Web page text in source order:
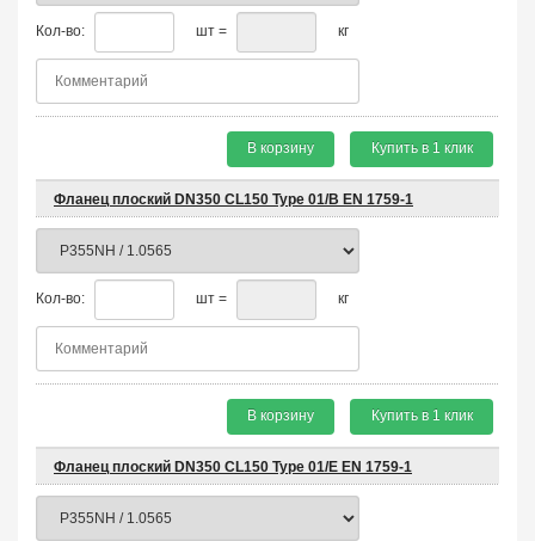
Кол-во: шт = кг
В корзину Купить в 1 клик
Фланец плоский DN350 CL150 Type 01/B EN 1759-1
Кол-во: шт = кг
В корзину Купить в 1 клик
Фланец плоский DN350 CL150 Type 01/E EN 1759-1